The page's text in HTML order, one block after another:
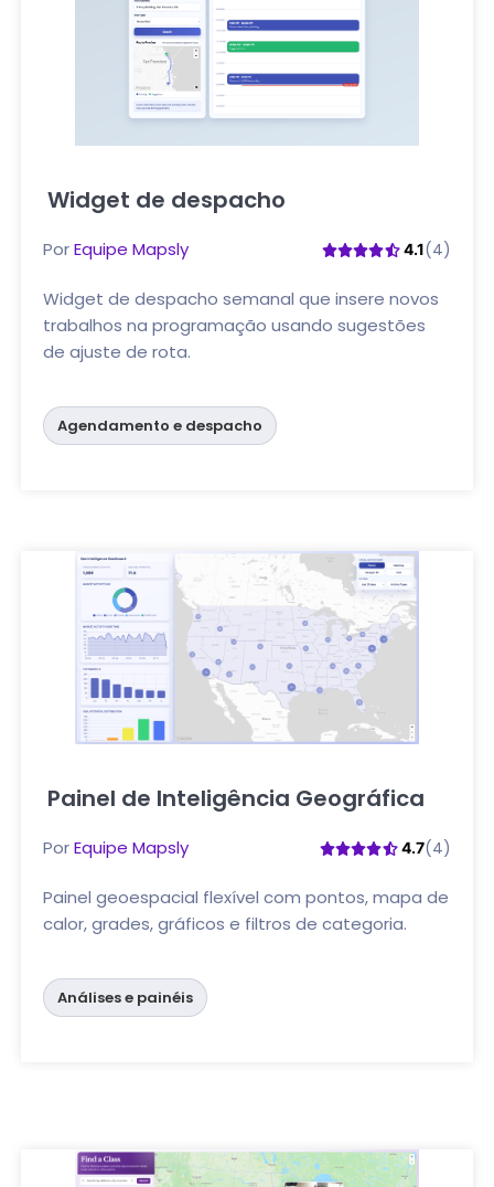
Widget de despacho
PorEquipe Mapsly 4.1(4)
Widget de despacho semanal que insere novos
trabalhos na programação usando sugestões
de ajuste de rota.
Agendamento e despacho
Painel de Inteligência Geográfica
PorEquipe Mapsly 4.7(4)
Painel geoespacial flexível com pontos, mapa de
calor, grades, gráficos e filtros de categoria.
Análises e painéis
Clique aqui